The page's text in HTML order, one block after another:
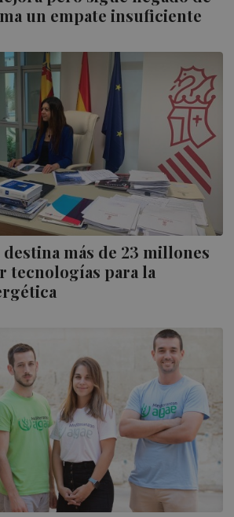
un empate insuficiente
más de 23 millones
tecnologías para la